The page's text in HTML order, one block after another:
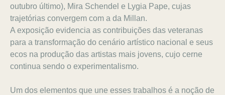
outubro último), Mira Schendel e Lygia Pape, cujas
trajetórias convergem com a da Millan.
A exposição evidencia as contribuições das veteranas
para a transformação do cenário artístico nacional e seus
ecos na produção das artistas mais jovens, cujo cerne
continua sendo o experimentalismo.
Um dos elementos que une esses trabalhos é a noção de